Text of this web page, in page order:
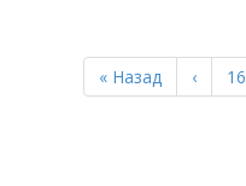
Перша
сторінка
« Назад ‹